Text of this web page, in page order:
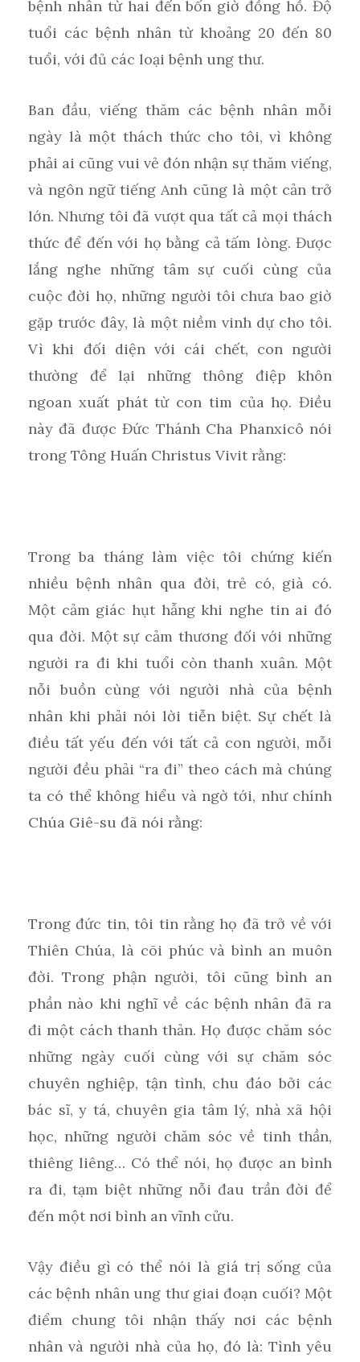
bệnh nhân từ hai đến bốn giờ đồng hồ. Độ
tuổi các bệnh nhân từ khoảng 20 đến 80
tuổi, với đủ các loại bệnh ung thư.
Ban đầu, viếng thăm các bệnh nhân mỗi
ngày là một thách thức cho tôi, vì không
phải ai cũng vui vẻ đón nhận sự thăm viếng,
và ngôn ngữ tiếng Anh cũng là một cản trở
lớn. Nhưng tôi đã vượt qua tất cả mọi thách
thức để đến với họ bằng cả tấm lòng. Được
lắng nghe những tâm sự cuối cùng của
cuộc đời họ, những người tôi chưa bao giờ
gặp trước đây, là một niềm vinh dự cho tôi.
Vì khi đối diện với cái chết, con người
thường để lại những thông điệp khôn
ngoan xuất phát từ con tim của họ. Điều
này đã được Đức Thánh Cha Phanxicô nói
trong Tông Huấn Christus Vivit rằng:
Trong ba tháng làm việc tôi chứng kiến
nhiều bệnh nhân qua đời, trẻ có, già có.
Một cảm giác hụt hẫng khi nghe tin ai đó
qua đời. Một sự cảm thương đối với những
người ra đi khi tuổi còn thanh xuân. Một
nỗi buồn cùng với người nhà của bệnh
nhân khi phải nói lời tiễn biệt. Sự chết là
điều tất yếu đến với tất cả con người, mỗi
người đều phải “ra đi” theo cách mà chúng
ta có thể không hiểu và ngờ tới, như chính
Chúa Giê-su đã nói rằng:
Trong đức tin, tôi tin rằng họ đã trở về với
Thiên Chúa, là cõi phúc và bình an muôn
đời. Trong phận người, tôi cũng bình an
phần nào khi nghĩ về các bệnh nhân đã ra
đi một cách thanh thản. Họ được chăm sóc
những ngày cuối cùng với sự chăm sóc
chuyên nghiệp, tận tình, chu đáo bởi các
bác sĩ, y tá, chuyên gia tâm lý, nhà xã hội
học, những người chăm sóc về tinh thần,
thiêng liêng… Có thể nói, họ được an bình
ra đi, tạm biệt những nỗi đau trần đời để
đến một nơi bình an vĩnh cửu.
Vậy điều gì có thể nói là giá trị sống của
các bệnh nhân ung thư giai đoạn cuối? Một
điểm chung tôi nhận thấy nơi các bệnh
nhân và người nhà của họ, đó là: Tình yêu